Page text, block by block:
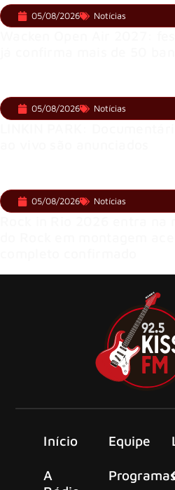
05/08/2026 Notícias
05/08/2026 Notícias
05/08/2026 Notícias
Início
A
Equipe